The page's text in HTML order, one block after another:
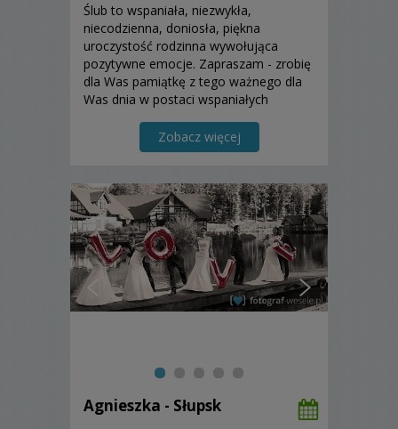
Ślub to wspaniała, niezwykła,
niecodzienna, doniosła, piękna
uroczystość rodzinna wywołująca
pozytywne emocje. Zapraszam - zrobię
dla Was pamiątkę z tego ważnego dla
Was dnia w postaci wspaniałych
swoją pasję i umiejętności, bo wiem ile
dla Was znaczą.
Zobacz więcej
Agnieszka - Słupsk